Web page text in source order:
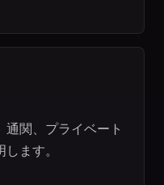
関、プライベート
ます。